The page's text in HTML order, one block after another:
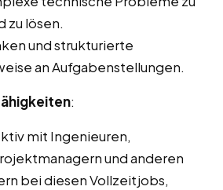
zu lösen.
und strukturierte
an Aufgabenstellungen.
:
mit Ingenieuren,
und anderen
bei diesen Vollzeitjobs,